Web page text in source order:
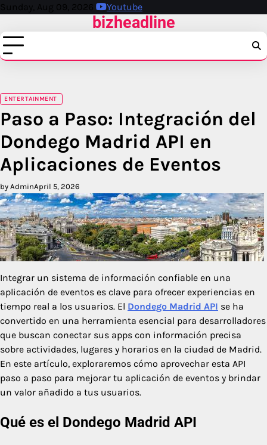
Skip
content
Sunday, Aug 09, 2026 Youtube
bizheadline
ENTERTAINMENT
Paso a Paso: Integración del
Dondego Madrid API en
Aplicaciones de Eventos
by AdminApril 5, 2026
Integrar un sistema de información confiable en una
aplicación de eventos es clave para ofrecer experiencias en
tiempo real a los usuarios. El Dondego Madrid API se ha
convertido en una herramienta esencial para desarrolladores
que buscan conectar sus apps con información precisa
sobre actividades, lugares y horarios en la ciudad de Madrid.
En este artículo, exploraremos cómo aprovechar esta API
paso a paso para mejorar tu aplicación de eventos y brindar
un valor añadido a tus usuarios.
Qué es el Dondego Madrid API